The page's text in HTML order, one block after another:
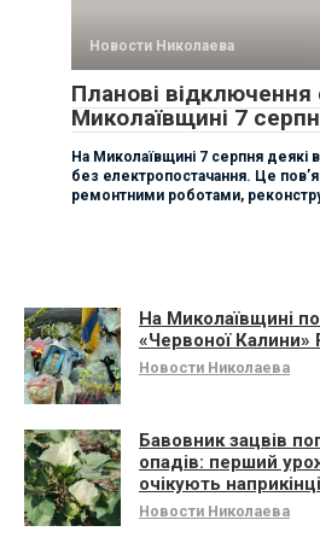
Новости Николаева
Планові відключення
Миколаївщині 7
На Миколаївщині 7 серпня деякі
без електропостачання. Це
ремонтними роботами,
На Миколаївщині
«Червоної
Новости Николаева
Бавовник зацвів
опадів: перший
очікують
Новости Николаева